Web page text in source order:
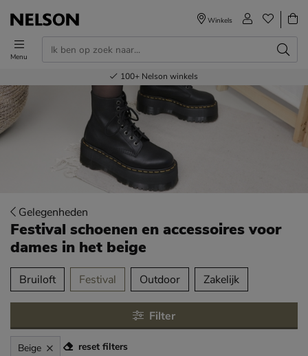
Menu
Winkels
Voor 23.00u besteld,volgende dag in huis
Gratisverzending en retour
Bestel nu,betaal later
100+ Nelson winkels
Gelegenheden
Festival schoenen en accessoires voor
dames in het beige
over
Bruiloft Festival Outdoor Zakelijk
Filter
Beige reset filters